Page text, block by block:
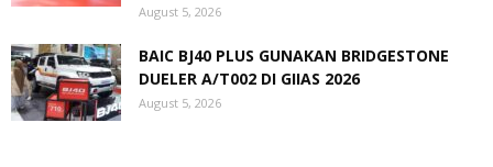
August 5, 2026
BAIC BJ40 PLUS GUNAKAN BRIDGESTONE
DUELER A/T002 DI GIIAS 2026
August 5, 2026